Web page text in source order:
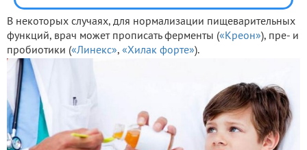
В некоторых случаях, для нормализации пищеварительных
функций, врач может прописать ферменты («Креон»), пре- и
пробиотики («Линекс», «Хилак форте»).